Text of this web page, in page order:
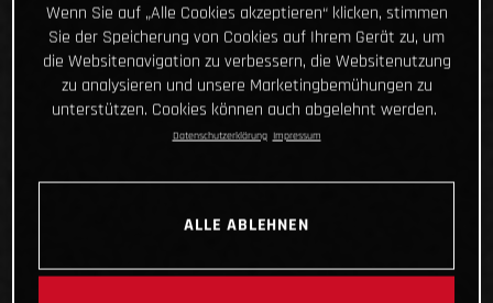
Wenn Sie auf „Alle Cookies akzeptieren“ klicken, stimmen
Sie der Speicherung von Cookies auf Ihrem Gerät zu, um
die Websitenavigation zu verbessern, die Websitenutzung
zu analysieren und unsere Marketingbemühungen zu
unterstützen. Cookies können auch abgelehnt werden.
Datenschutzerklärung Impressum
ALLE ABLEHNEN